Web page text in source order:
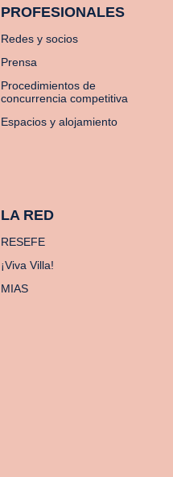
PROFESIONALES
Redes y socios
Prensa
Procedimientos de
concurrencia competitiva
Espacios y alojamiento
LA RED
RESEFE
¡Viva Villa!
MIAS